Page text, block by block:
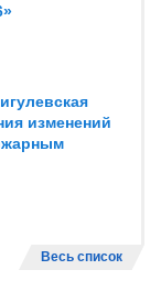
изменений
Весь список